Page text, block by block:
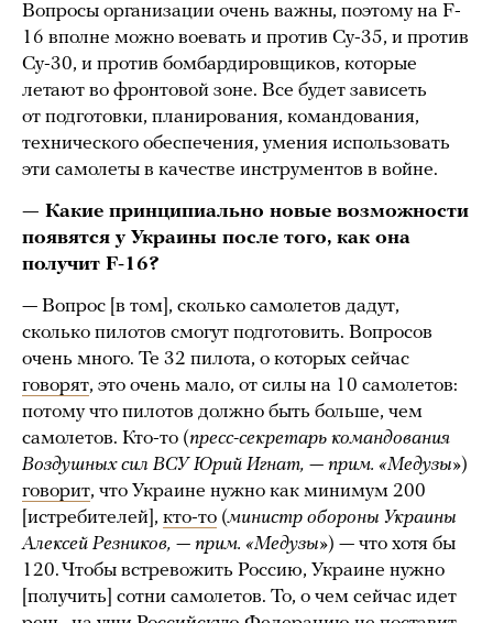
Вопросы организации очень важны, поэтому на F-
16 вполне можно воевать и против Су-35, и против
Су-30, и против бомбардировщиков, которые
летают во фронтовой зоне. Все будет зависеть
от подготовки, планирования, командования,
технического обеспечения, умения использовать
эти самолеты в качестве инструментов в войне.
— Какие принципиально новые возможности
появятся у Украины после того, как она
получит F-16?
— Вопрос [в том], сколько самолетов дадут,
сколько пилотов смогут подготовить. Вопросов
очень много. Те 32 пилота, о которых сейчас
говорят, это очень мало, от силы на 10 самолетов:
потому что пилотов должно быть больше, чем
самолетов. Кто-то (пресс-секретарь командования
Воздушных сил ВСУ Юрий Игнат, — прим. «Медузы»)
говорит, что Украине нужно как минимум 200
[истребителей], кто-то (министр обороны Украины
Алексей Резников, — прим. «Медузы») — что хотя бы
120. Чтобы встревожить Россию, Украине нужно
[получить] сотни самолетов. То, о чем сейчас идет